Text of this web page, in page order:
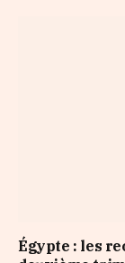
Égypte : les